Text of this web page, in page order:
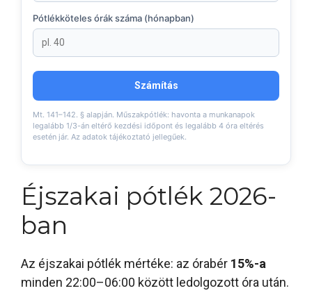
Pótlékköteles órák száma (hónapban)
Számítás
Mt. 141–142. § alapján. Műszakpótlék: havonta a munkanapok
legalább 1/3-án eltérő kezdési időpont és legalább 4 óra eltérés
esetén jár. Az adatok tájékoztató jellegűek.
Éjszakai pótlék 2026-
ban
Az éjszakai pótlék mértéke: az órabér 15%-a
minden 22:00–06:00 között ledolgozott óra után.